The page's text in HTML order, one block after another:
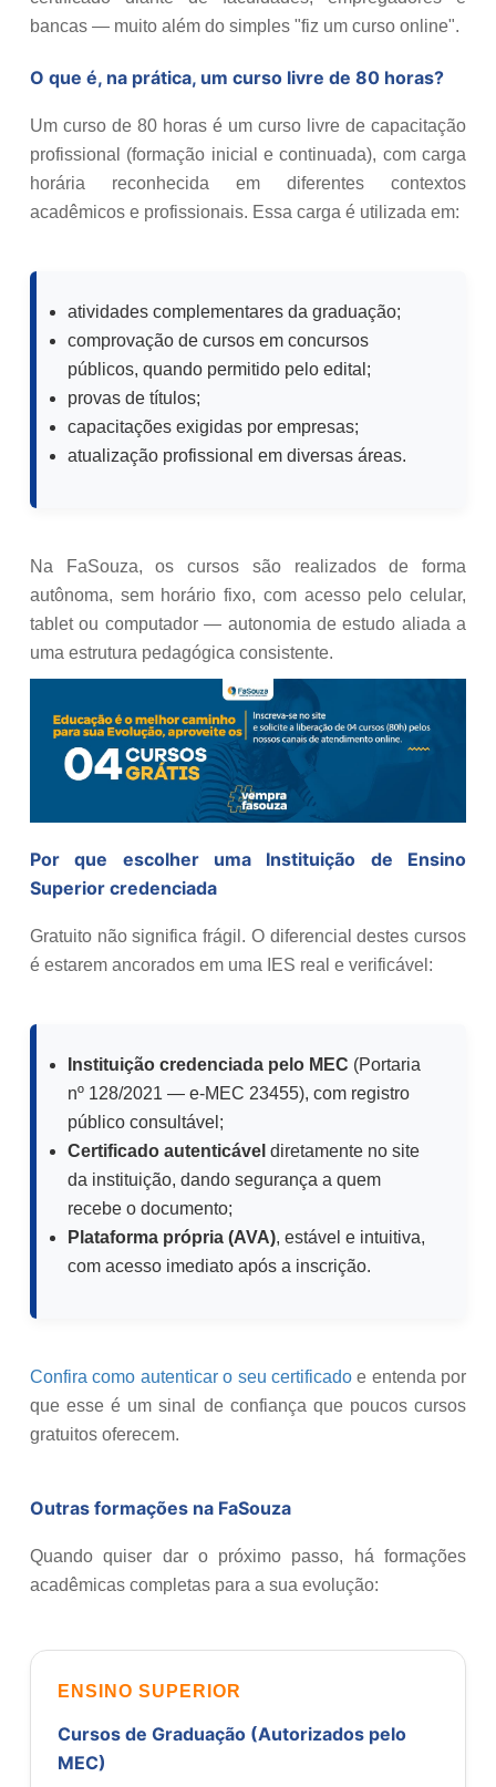
bancas — muito além do simples "fiz um curso online".
O que é, na prática, um curso livre de 80 horas?
Um curso de 80 horas é um curso livre de capacitação
profissional (formação inicial e continuada), com carga
horária reconhecida em diferentes contextos
acadêmicos e profissionais. Essa carga é utilizada em:
atividades complementares da graduação;
comprovação de cursos em concursos
públicos, quando permitido pelo edital;
provas de títulos;
capacitações exigidas por empresas;
atualização profissional em diversas áreas.
Na FaSouza, os cursos são realizados de forma
autônoma, sem horário fixo, com acesso pelo celular,
tablet ou computador — autonomia de estudo aliada a
uma estrutura pedagógica consistente.
Por que escolher uma Instituição de Ensino
Superior credenciada
Gratuito não significa frágil. O diferencial destes cursos
é estarem ancorados em uma IES real e verificável:
Instituição credenciada pelo MEC (Portaria
nº 128/2021 — e-MEC 23455), com registro
público consultável;
Certificado autenticável diretamente no site
da instituição, dando segurança a quem
recebe o documento;
Plataforma própria (AVA), estável e intuitiva,
com acesso imediato após a inscrição.
Confira como autenticar o seu certificadoe entenda por
que esse é um sinal de confiança que poucos cursos
gratuitos oferecem.
Outras formações na FaSouza
Quando quiser dar o próximo passo, há formações
acadêmicas completas para a sua evolução:
ENSINO SUPERIOR
Cursos de Graduação (Autorizados pelo
MEC)